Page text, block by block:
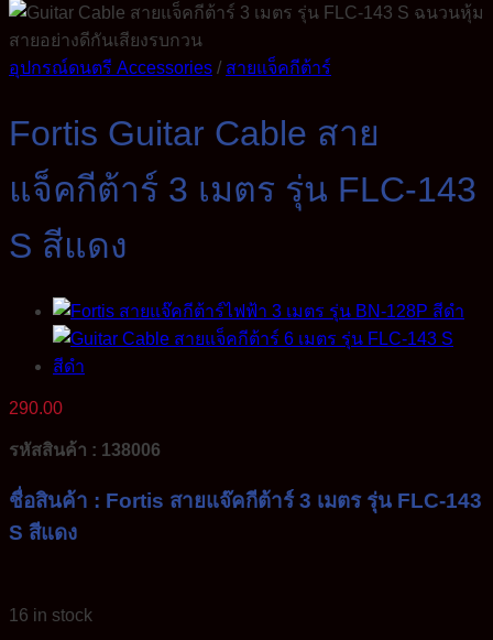
อุปกรณ์ดนตรี Accessories / สายแจ็คกีต้าร์
Fortis Guitar Cable สาย
แจ็คกีต้าร์ 3 เมตร รุ่น FLC-143
S สีแดง
290.00
รหัสสินค้า : 138006
ชื่อสินค้า : Fortis สายแจ๊คกีต้าร์ 3 เมตร รุ่น FLC-143
S สีแดง
16 in stock